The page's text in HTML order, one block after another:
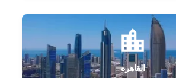
القاهره